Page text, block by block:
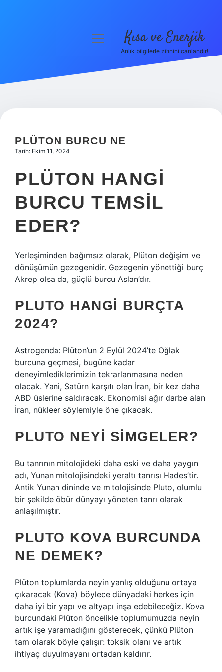
Hakkımızda
menüyü
Kısa ve Enerjik
Anlık bilgilerle zihnini canlandır!
PLÜTON BURCU NE
Tarih: Ekim 11, 2024
PLÜTON HANGI
BURCU TEMSIL
EDER?
Yerleşiminden bağımsız olarak, Plüton değişim ve
dönüşümün gezegenidir. Gezegenin yönettiği burç
Akrep olsa da, güçlü burcu Aslan’dır.
PLUTO HANGI BURÇTA
2024?
Astrogenda: Plüton’un 2 Eylül 2024’te Oğlak
burcuna geçmesi, bugüne kadar
deneyimlediklerimizin tekrarlanmasına neden
olacak. Yani, Satürn karşıtı olan İran, bir kez daha
ABD üslerine saldıracak. Ekonomisi ağır darbe alan
İran, nükleer söylemiyle öne çıkacak.
PLUTO NEYI SIMGELER?
Bu tanrının mitolojideki daha eski ve daha yaygın
adı, Yunan mitolojisindeki yeraltı tanrısı Hades’tir.
Antik Yunan dininde ve mitolojisinde Pluto, olumlu
bir şekilde öbür dünyayı yöneten tanrı olarak
anlaşılmıştır.
PLUTO KOVA BURCUNDA
NE DEMEK?
Plüton toplumlarda neyin yanlış olduğunu ortaya
çıkaracak (Kova) böylece dünyadaki herkes için
daha iyi bir yapı ve altyapı inşa edebileceğiz. Kova
burcundaki Plüton öncelikle toplumumuzda neyin
artık işe yaramadığını gösterecek, çünkü Plüton
tam olarak böyle çalışır: toksik olanı ve artık
ihtiyaç duyulmayanı ortadan kaldırır.